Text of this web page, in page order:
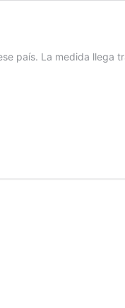
país. La medida llega